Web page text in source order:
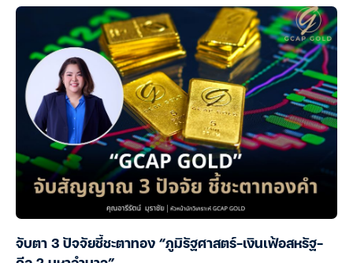
จับตา 3 ปัจจัยชี้ชะตาทอง “ภูมิรัฐศาสตร์-เงินเฟ้อสหรัฐ-